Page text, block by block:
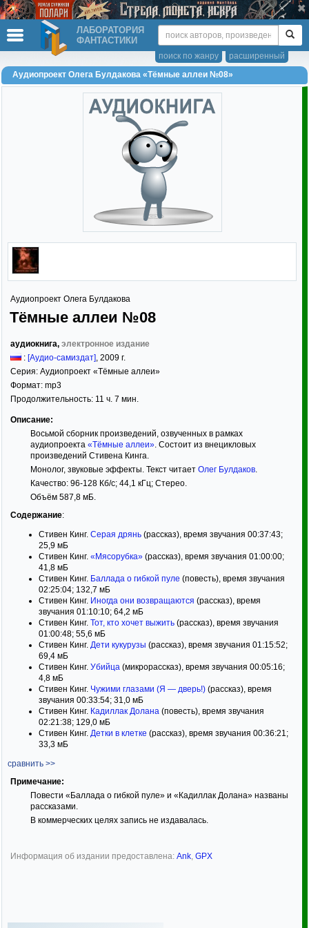
ЛАБОРАТОРИЯ
ФАНТАСТИКИ
расширенный
поиск по жанру
Аудиопроект Олега Булдакова «Тёмные аллеи №08»
Аудиопроект Олега Булдакова
Тёмные аллеи №08
аудиокнига, электронное издание
: [Аудио-самиздат], 2009 г.
Серия: Аудиопроект «Тёмные аллеи»
Формат: mp3
Продолжительность: 11 ч. 7 мин.
Описание:
Восьмой сборник произведений, озвученных в рамках
аудиопроекта «Тёмные аллеи». Состоит из внецикловых
произведений Стивена Кинга.
Монолог, звуковые эффекты. Текст читает Олег Булдаков.
Качество: 96-128 Кб/с; 44,1 кГц; Стерео.
Объём 587,8 мБ.
Содержание:
Стивен Кинг. Серая дрянь (рассказ), время звучания 00:37:43;
25,9 мБ
Стивен Кинг. «Мясорубка» (рассказ), время звучания 01:00:00;
41,8 мБ
Стивен Кинг. Баллада о гибкой пуле (повесть), время звучания
02:25:04; 132,7 мБ
Стивен Кинг. Иногда они возвращаются (рассказ), время
звучания 01:10:10; 64,2 мБ
Стивен Кинг. Тот, кто хочет выжить (рассказ), время звучания
01:00:48; 55,6 мБ
Стивен Кинг. Дети кукурузы (рассказ), время звучания 01:15:52;
69,4 мБ
Стивен Кинг. Убийца (микрорассказ), время звучания 00:05:16;
4,8 мБ
Стивен Кинг. Чужими глазами (Я — дверь!) (рассказ), время
звучания 00:33:54; 31,0 мБ
Стивен Кинг. Кадиллак Долана (повесть), время звучания
02:21:38; 129,0 мБ
Стивен Кинг. Детки в клетке (рассказ), время звучания 00:36:21;
33,3 мБ
сравнить >>
Примечание:
Повести «Баллада о гибкой пуле» и «Кадиллак Долана» названы
рассказами.
В коммерческих целях запись не издавалась.
Информация об издании предоставлена: Ank, GPX